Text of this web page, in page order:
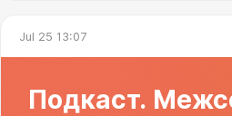
Jul 25 13:07
Подкаст.